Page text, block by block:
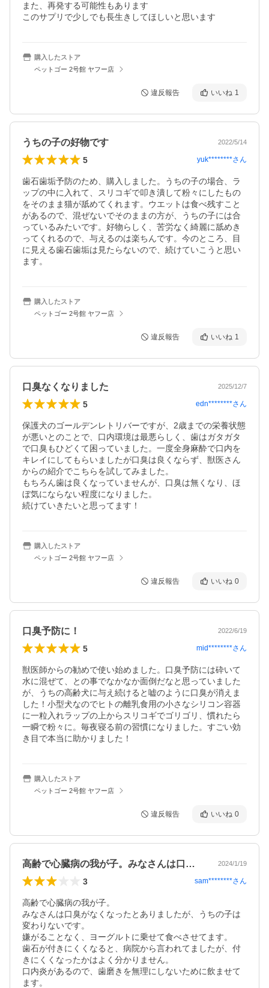
また、再発する可能性もあります
購入したストア
ペットゴー 2号館 ヤフー店
違反報告 いいね 1
うちの子の好物です 2022/5/14
5 yuk********さん
歯石歯垢予防のため、購入しました。うちの子の場合、ラ
ップの中に入れて、スリコギで叩き潰して粉々にしたもの
をそのまま猫が舐めてくれます。ウエットは食べ残すこと
があるので、混ぜないでそのままの方が、うちの子には合
っているみたいです。好物らしく、苦労なく綺麗に舐めき
ってくれるので、与えるのは楽ちんです。今のところ、目
に見える歯石歯垢は見たらないので、続けていこうと思い
ます。
購入したストア
ペットゴー 2号館 ヤフー店
違反報告 いいね 1
口臭なくなりました 2025/12/7
5 edn********さん
保護犬のゴールデンレトリバーですが、2歳までの栄養状態
が悪いとのことで、口内環境は最悪らしく、歯はガタガタ
で口臭もひどくて困っていました。一度全身麻酔で口内を
キレイにしてもらいましたが口臭は良くならず、獣医さん
からの紹介でこちらを試してみました。
もちろん歯は良くなっていませんが、口臭は無くなり、ほ
ぼ気にならない程度になりました。
続けていきたいと思ってます！
購入したストア
ペットゴー 2号館 ヤフー店
違反報告 いいね 0
口臭予防に！ 2022/6/19
5 mid********さん
獣医師からの勧めで使い始めました。口臭予防には砕いて
水に混ぜて、との事でなかなか面倒だなと思っていました
が、うちの高齢犬に与え続けると嘘のように口臭が消えま
した！小型犬なのでヒトの離乳食用の小さなシリコン容器
に一粒入れラップの上からスリコギでゴリゴリ、慣れたら
一瞬で粉々に。毎夜寝る前の習慣になりました。すごい効
き目で本当に助かりました！
購入したストア
ペットゴー 2号館 ヤフー店
違反報告 いいね 0
高齢で心臓病の我が子。みなさんは口臭が… 2024/1/19
3 sam********さん
高齢で心臓病の我が子。
みなさんは口臭がなくなったとありましたが、うちの子は
変わりないです。
嫌がることなく、ヨーグルトに乗せて食べさせてます。
歯石が付きにくくなると、病院から言われてましたが、付
きにくくなったかはよく分かりません。
口内炎があるので、歯磨きを無理にしないために飲ませて
ます。